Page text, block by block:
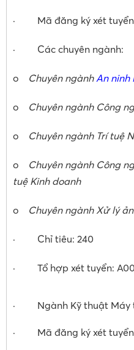
· Mã đăng ký xét
· Các chuyên ngành:
o Chuyên ngành An ninh
o Chuyên ngành Công
o Chuyên ngành Trí tuệ
o Chuyên ngành Công
tuệ Kinh doanh
o Chuyên ngành Xử lý
· Chỉ tiêu: 240
· Tổ hợp xét tuyển:
· Ngành Kỹ thuật Máy
· Mã đăng ký xét